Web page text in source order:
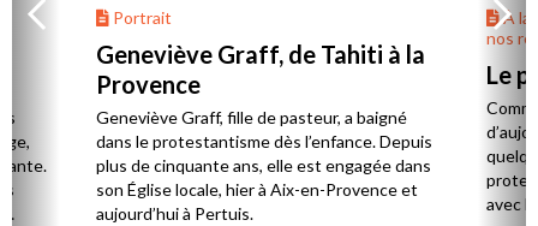
Portrait
Geneviève Graff, de Tahiti à la
Provence
Geneviève Graff, fille de pasteur, a baigné
dans le protestantisme dès l’enfance. Depuis
plus de cinquante ans, elle est engagée dans
son Église locale, hier à Aix-en-Provence et
aujourd’hui à Pertuis.
À la
nos
Le
avec